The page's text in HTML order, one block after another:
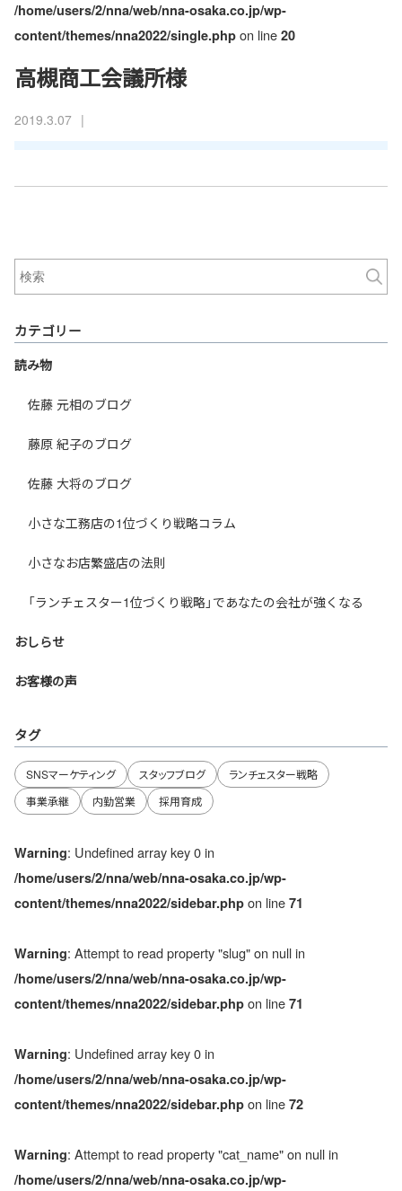
/home/users/2/nna/web/nna-osaka.co.jp/wp-
content/themes/nna2022/single.php on line 20
高槻商工会議所様
2019.3.07 |
カテゴリー
読み物
佐藤 元相のブログ
藤原 紀子のブログ
佐藤 大将のブログ
小さな工務店の1位づくり戦略コラム
小さなお店繁盛店の法則
「ランチェスター1位づくり戦略」であなたの会社が強くなる
おしらせ
お客様の声
タグ
SNSマーケティング スタッフブログ
ランチェスター戦略
事業承継
内勤営業 採用育成
Warning: Undefined array key 0 in
/home/users/2/nna/web/nna-osaka.co.jp/wp-
content/themes/nna2022/sidebar.php on line 71
Warning: Attempt to read property "slug" on null in
/home/users/2/nna/web/nna-osaka.co.jp/wp-
content/themes/nna2022/sidebar.php on line 71
Warning: Undefined array key 0 in
/home/users/2/nna/web/nna-osaka.co.jp/wp-
content/themes/nna2022/sidebar.php on line 72
Warning: Attempt to read property "cat_name" on null in
/home/users/2/nna/web/nna-osaka.co.jp/wp-